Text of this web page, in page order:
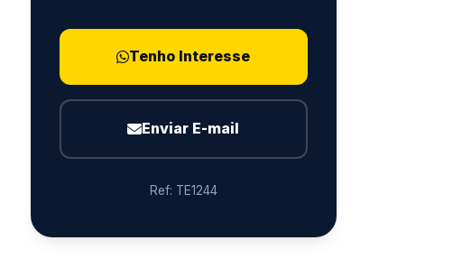
Tenho Interesse
Enviar E-mail
Ref: TE1244